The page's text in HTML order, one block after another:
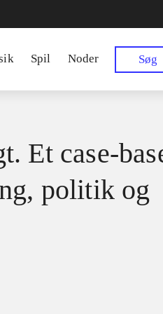
Spil Noder Søg
Et case-
politik og